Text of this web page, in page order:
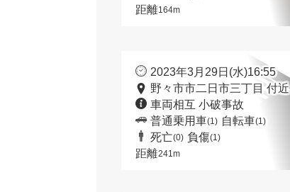
距離164m
2023年3月29日(水)16:55
野々市市二日市三丁目 付近
車両相互 小破事故
普通乗用車(1) 自転車(1)
死亡(0) 負傷(1)
距離241m